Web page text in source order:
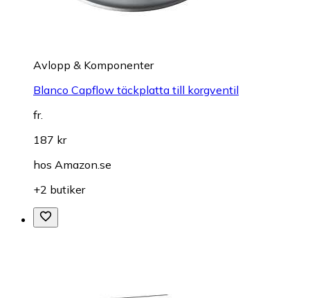
Avlopp & Komponenter
Blanco Capflow täckplatta till korgventil
fr.
187 kr
hos Amazon.se
+2 butiker